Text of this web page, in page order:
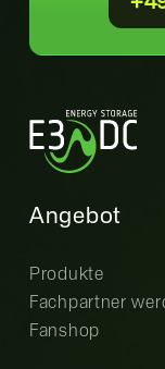
Angebot
Produkte
Fachpartner
Fanshop